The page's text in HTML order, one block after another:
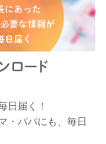
日届く！
・パパにも、毎日